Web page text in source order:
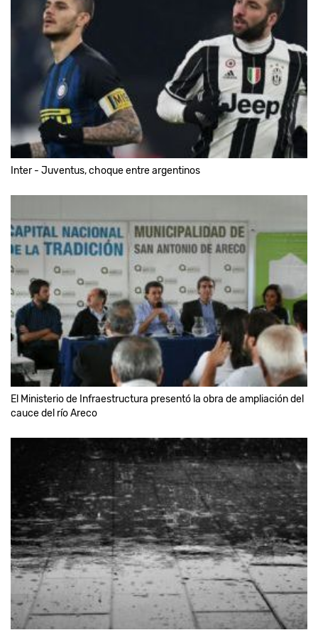
Inter - Juventus, choque entre argentinos
El Ministerio de Infraestructura presentó la obra de ampliación del
cauce del río Areco